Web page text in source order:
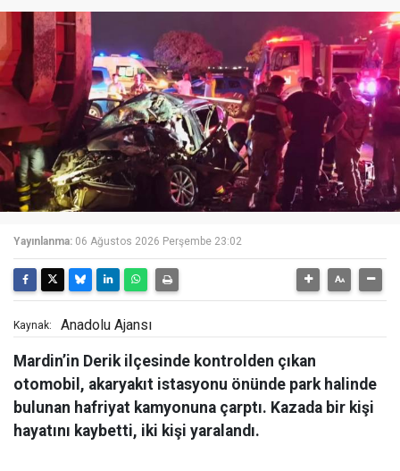
Yayınlanma: 06 Ağustos 2026 Perşembe 23:02
Kaynak: Anadolu Ajansı
Mardin’in Derik ilçesinde kontrolden çıkan
otomobil, akaryakıt istasyonu önünde park halinde
bulunan hafriyat kamyonuna çarptı. Kazada bir kişi
hayatını kaybetti, iki kişi yaralandı.